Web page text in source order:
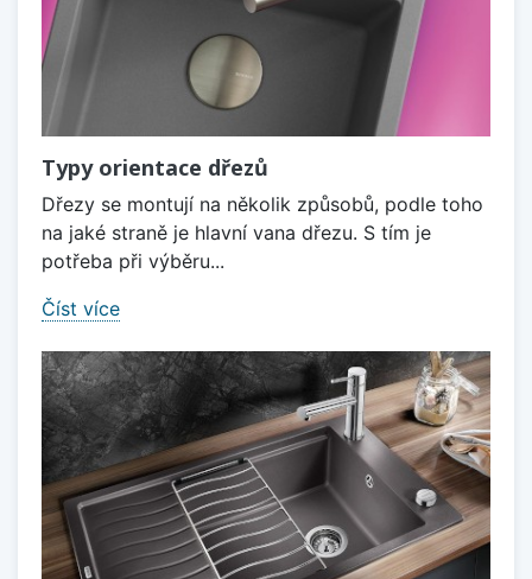
Typy orientace dřezů
Dřezy se montují na několik způsobů, podle toho
na jaké straně je hlavní vana dřezu. S tím je
potřeba při výběru...
Číst více